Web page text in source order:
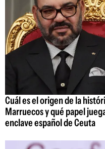
Cuál es el origen de la
Marruecos y qué papel
enclave español de Ceuta